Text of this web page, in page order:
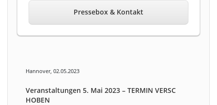
Pressebox & Kontakt
Hannover, 02.05.2023
Veranstaltungen 5. Mai 2023 – TERMIN VERSC
HOBEN